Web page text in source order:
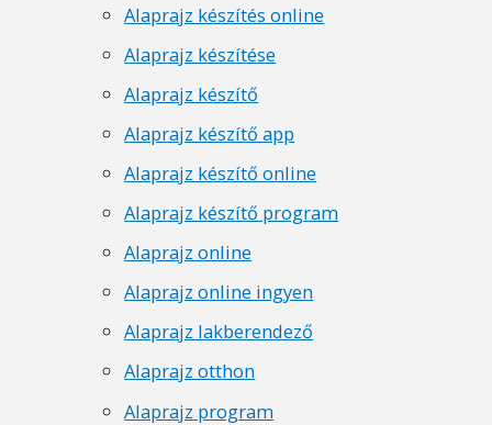
Alaprajz készítés online
Alaprajz készítése
Alaprajz készítő
Alaprajz készítő app
Alaprajz készítő online
Alaprajz készítő program
Alaprajz online
Alaprajz online ingyen
Alaprajz lakberendező
Alaprajz otthon
Alaprajz program